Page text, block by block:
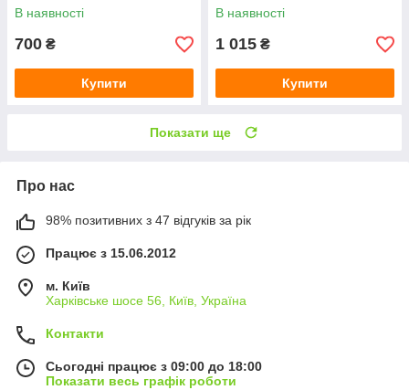
В наявності
700 ₴
Купити
В наявності
1 015 ₴
Купити
Показати ще
Про нас
98% позитивних з 47 відгуків за рік
Працює з 15.06.2012
м. Київ
Харківське шосе 56, Київ, Україна
Контакти
Сьогодні працює з 09:00 до 18:00
Показати весь графік роботи